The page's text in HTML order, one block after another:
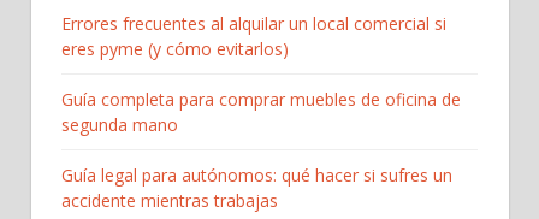
Errores frecuentes al alquilar un local comercial si
eres pyme (y cómo evitarlos)
Guía completa para comprar muebles de oficina de
segunda mano
Guía legal para autónomos: qué hacer si sufres un
accidente mientras trabajas